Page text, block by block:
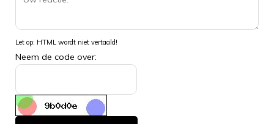
Let op: HTML wordt niet vertaald!
Neem de code over: